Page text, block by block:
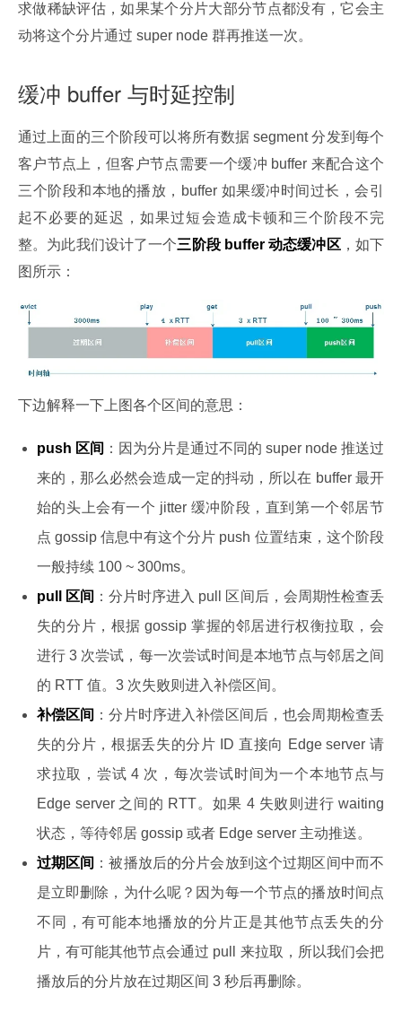
求做稀缺评估，如果某个分片大部分节点都没有，它会主
动将这个分片通过 super node 群再推送一次。
缓冲 buffer 与时延控制
通过上面的三个阶段可以将所有数据 segment 分发到每个
客户节点上，但客户节点需要一个缓冲 buffer 来配合这个
三个阶段和本地的播放，buffer 如果缓冲时间过长，会引
起不必要的延迟，如果过短会造成卡顿和三个阶段不完
整。为此我们设计了一个三阶段 buffer 动态缓冲区，如下
图所示：
下边解释一下上图各个区间的意思：
push 区间 ：因为分片是通过不同的 super node 推送过
来的，那么必然会造成一定的抖动，所以在 buffer 最开
始的头上会有一个 jitter 缓冲阶段，直到第一个邻居节
点 gossip 信息中有这个分片 push 位置结束，这个阶段
一般持续 100 ~ 300ms。
pull 区间 ：分片时序进入 pull 区间后，会周期性检查丢
失的分片，根据 gossip 掌握的邻居进行权衡拉取，会
进行 3 次尝试，每一次尝试时间是本地节点与邻居之间
的 RTT 值。3 次失败则进入补偿区间。
补偿区间 ：分片时序进入补偿区间后，也会周期检查丢
失的分片，根据丢失的分片 ID 直接向 Edge server 请
求拉取，尝试 4 次，每次尝试时间为一个本地节点与
Edge server 之间的 RTT。如果 4 失败则进行 waiting
状态，等待邻居 gossip 或者 Edge server 主动推送。
过期区间 ：被播放后的分片会放到这个过期区间中而不
是立即删除，为什么呢？因为每一个节点的播放时间点
不同，有可能本地播放的分片正是其他节点丢失的分
片，有可能其他节点会通过 pull 来拉取，所以我们会把
播放后的分片放在过期区间 3 秒后再删除。